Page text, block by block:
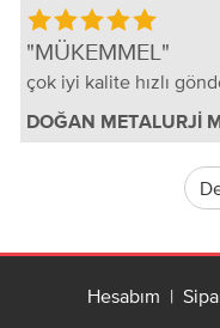
MÜKEMMEL
çok iyi kalite hızlı
DOĞAN METALURJİ
Hesabım |